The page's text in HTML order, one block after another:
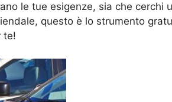
le tue esigenze, sia che cerchi
questo è lo strumento
te!